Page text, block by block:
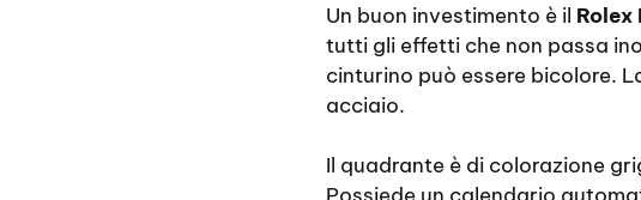
Un buon investimento è il
tutti gli effetti che non passa
cinturino può essere bicolore.
acciaio.
Il quadrante è di colorazione